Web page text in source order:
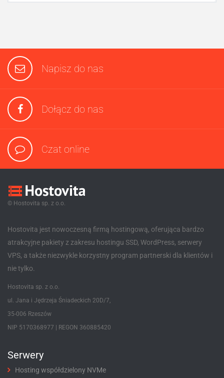
Napisz do nas
Dołącz do nas
Czat online
© Hostovita sp. z o.o.
Hostovita jest nowoczesną firmą hostingową, oferująca bardzo
atrakcyjne pakiety z zakresu hostingu SSD, WordPress, serwery
VPS, a także niezwykle korzystny program partnerski dla klientów i
nie tylko.
Hostovita sp. z o.o.
ul. Jana i Jędrzeja Śniadeckich 20D/7,
35-006 Rzeszów
NIP 5170368977 | REGON 360885420
Serwery
Hosting współdzielony NVMe